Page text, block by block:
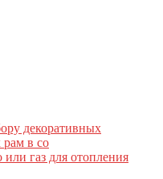
декоративных
рам в со
газ для отопления